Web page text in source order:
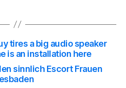
tires a big audio speaker
is an installation here
sinnlich Escort Frauen